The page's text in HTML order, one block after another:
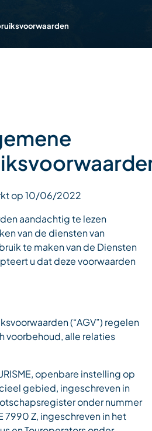
op 10/06/2022
aandachtig te lezen
van de diensten van
te maken van de Diensten
u dat deze voorwaarden
(“AGV”) regelen
voorbehoud, alle relaties
openbare instelling op
gebied, ingeschreven in
onder nummer
7990 Z, ingeschreven in het